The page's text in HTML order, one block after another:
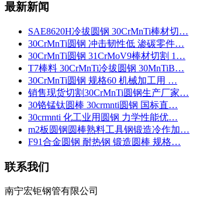
最新新闻
SAE8620H冷拔圆钢 30CrMnTi棒材切…
30CrMnTi圆钢 冲击韧性低 渗碳零件…
30CrMnTi圆钢 31CrMoV9棒材切割 1…
T7棒料 30CrMnTi冷拔圆钢 30MnTiB…
30CrMnTi圆钢 规格60 机械加工用 …
销售现货切割30CrMnTi圆钢生产厂家…
30铬锰钛圆棒 30crmnti圆钢 国标直…
30crmnti 化工业用圆钢 力学性能优…
m2板圆钢圆棒熟料工具钢锻造冷作加…
F91合金圆钢 耐热钢 锻造圆棒 规格…
联系我们
南宁宏钜钢管有限公司